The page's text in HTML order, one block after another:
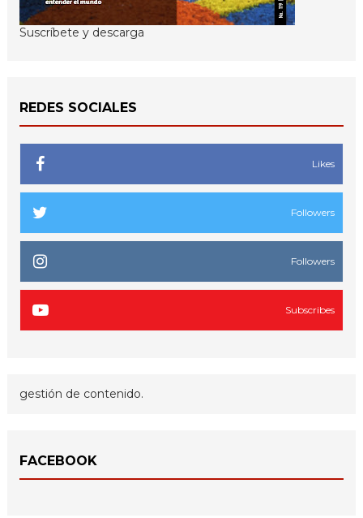
Suscríbete y descarga
REDES SOCIALES
Likes
Followers
Followers
Subscribes
gestión de contenido.
FACEBOOK